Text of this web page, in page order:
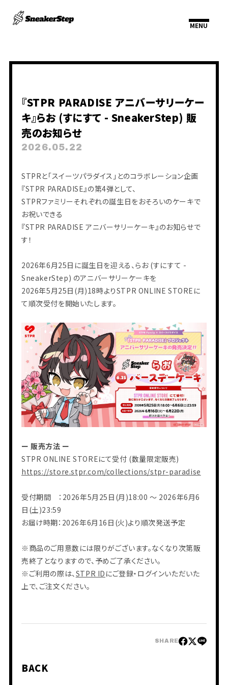
PROFILE
VIDEO
DISCOGRAPHY
会員登録
MOVIE
BLOG
Q&A
RADIO
すにくじ
『STPR PARADISE アニバーサリーケー
キ』らお (すにすて - SneakerStep) 販
売のお知らせ
2026.05.22
STPRと「スイーツパラダイス」とのコラボレーション企画
『STPR PARADISE』の第4弾として、
STPRファミリーそれぞれの誕生日をおそろいのケーキで
お祝いできる
『STPR PARADISE アニバーサリーケーキ』のお知らせで
す！
2026年6月25日に誕生日を迎える、らお (すにすて -
SneakerStep) のアニバーサリーケーキを
2026年5月25日(月)18時よりSTPR ONLINE STOREに
て順次受付を開始いたします。
ー 販売方法 ー
STPR ONLINE STOREにて受付 (数量限定販売)
https://store.stpr.com/collections/stpr-paradise
受付期間 ：2026年5月25日(月)18:00 ～ 2026年6月6
日(土)23:59
お届け時期：2026年6月16日(火)より順次発送予定
※商品のご用意数には限りがございます。なくなり次第販
売終了となりますので、予めご了承ください。
※ご利用の際は、 STPR ID にご登録・ログインいただいた
上で、ご注文ください。
SHARE
BACK